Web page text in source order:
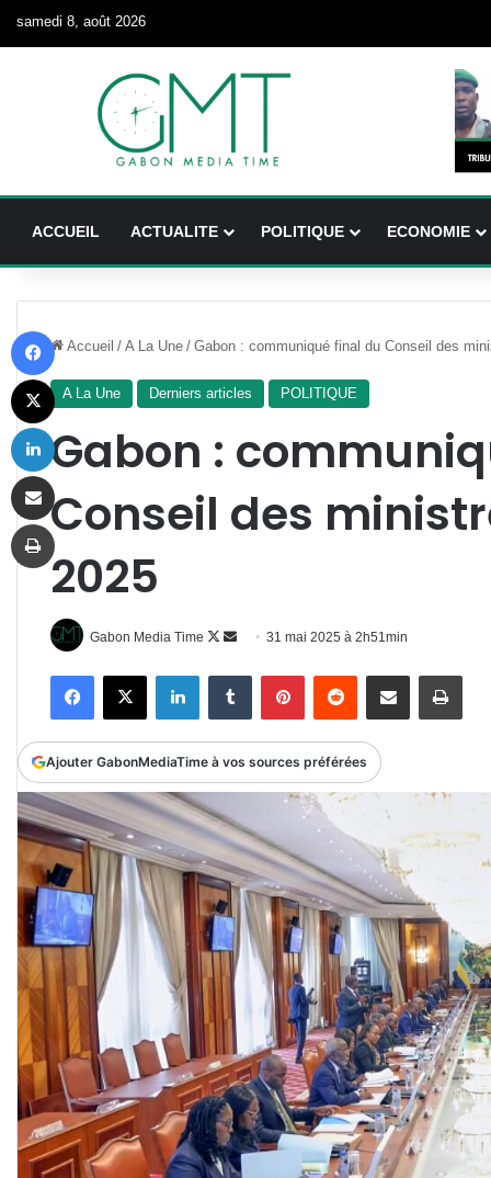
samedi 8, août 2026
ACCUEIL ACTUALITE POLITIQUE ECONOMIE
Accueil / A La Une / Gabon : communiqué final du Conseil des
A La Une Derniers articles POLITIQUE
Gabon :
Conseil des
2025
Gabon Media Time
Follow
X
Envoyer
courriel
31 mai 2025 à 2h51min
FacebookX LinkedinTumblr PinterestReddit Partager par email
Ajouter GabonMediaTime à vos sources préférées
X
Imprimer